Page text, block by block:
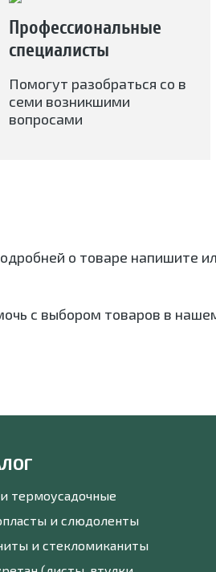
Профессиональные
специалисты
Помогут разобраться со в
семи возникшими
вопросами
о товаре напишите
с выбором товаров в
термоусадочные
и слюдоленты
и стекломиканиты